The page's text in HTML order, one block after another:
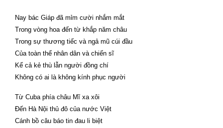
Nay bác Giáp đã mỉm cười nhắm mắt
Trong vòng hoa đến từ khắp năm châu
Trong sự thương tiếc và ngả mũ cúi đầu
Của toàn thể nhân dân và chiến sĩ
Kể cả kẻ thù lẫn người đồng chí
Không có ai là không kính phục người
Từ Cuba phía châu Mĩ xa xôi
Đến Hà Nội thủ đô của nước Việt
Cánh bồ câu báo tin đau li biệt